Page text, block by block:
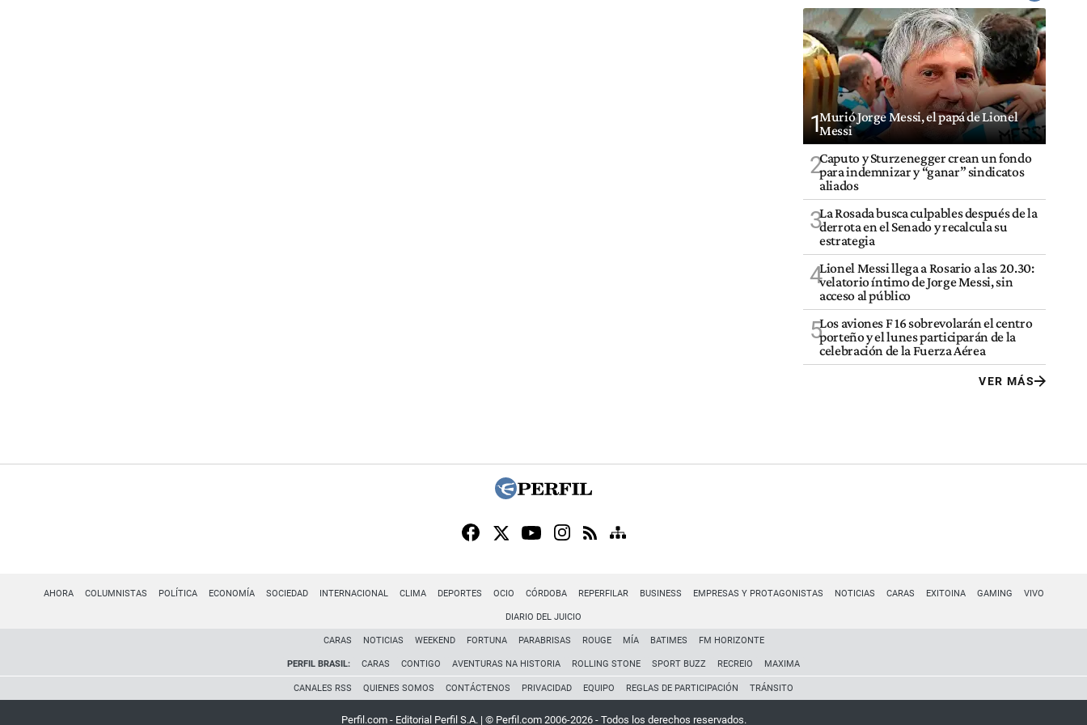
1Murió Jorge Messi, el papá de Lionel
Messi
2Caputo y Sturzenegger crean un fondo
para indemnizar y “ganar” sindicatos
aliados
3La Rosada busca culpables después de la
derrota en el Senado y recalcula su
estrategia
4Lionel Messi llega a Rosario a las 20.30:
velatorio íntimo de Jorge Messi, sin
acceso al público
5Los aviones F 16 sobrevolarán el centro
porteño y el lunes participarán de la
celebración de la Fuerza Aérea
VER MÁS
AHORA COLUMNISTAS POLÍTICA ECONOMÍA SOCIEDAD INTERNACIONAL CLIMA DEPORTES OCIO CÓRDOBA REPERFILAR BUSINESS EMPRESAS Y PROTAGONISTAS NOTICIAS CARAS EXITOINA GAMING VIVO
DIARIO DEL JUICIO
CARAS NOTICIAS WEEKEND FORTUNA PARABRISAS ROUGE MÍA BATIMES FM HORIZONTE
PERFIL BRASIL: CARAS CONTIGO AVENTURAS NA HISTORIA ROLLING STONE SPORT BUZZ RECREIO MAXIMA
CANALES RSS QUIENES SOMOS CONTÁCTENOS PRIVACIDAD EQUIPO REGLAS DE PARTICIPACIÓN TRÁNSITO
Perfil.com - Editorial Perfil S.A.| © Perfil.com 2006-2026 - Todos los derechos reservados.